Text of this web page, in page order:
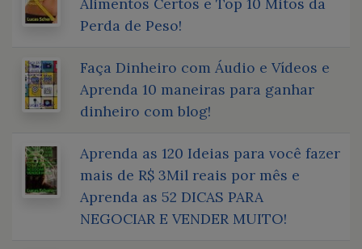
Perda de Peso!
Faça Dinheiro com Áudio e Vídeos e
Aprenda 10 maneiras para ganhar
dinheiro com blog!
Aprenda as 120 Ideias para você fazer
mais de R$ 3Mil reais por mês e
Aprenda as 52 DICAS PARA
NEGOCIAR E VENDER MUITO!